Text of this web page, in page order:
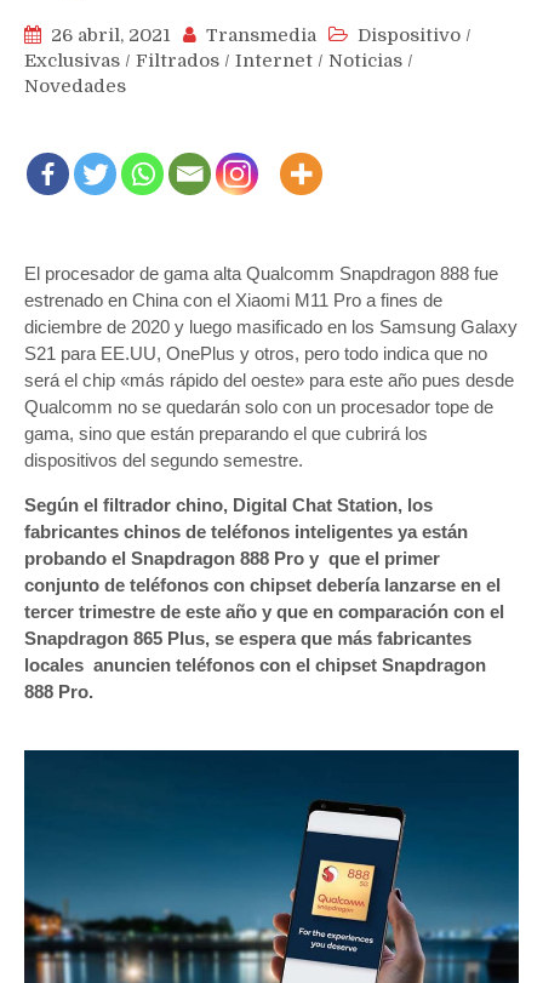
26 abril, 2021 Transmedia Dispositivo /
Exclusivas / Filtrados / Internet / Noticias /
Novedades
El procesador de gama alta Qualcomm Snapdragon 888 fue
estrenado en China con el Xiaomi M11 Pro a fines de
diciembre de 2020 y luego masificado en los Samsung Galaxy
S21 para EE.UU, OnePlus y otros, pero todo indica que no
será el chip «más rápido del oeste» para este año pues desde
Qualcomm no se quedarán solo con un procesador tope de
gama, sino que están preparando el que cubrirá los
dispositivos del segundo semestre.
Según el filtrador chino, Digital Chat Station, los
fabricantes chinos de teléfonos inteligentes ya están
probando el Snapdragon 888 Pro y que el primer
conjunto de teléfonos con chipset debería lanzarse en el
tercer trimestre de este año y que en comparación con el
Snapdragon 865 Plus, se espera que más fabricantes
locales anuncien teléfonos con el chipset Snapdragon
888 Pro.